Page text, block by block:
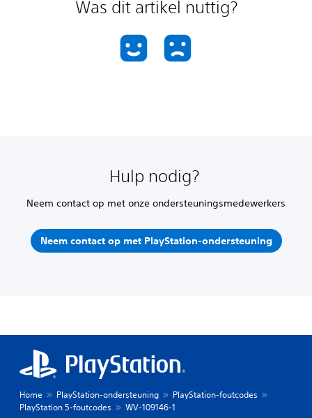
Was dit artikel nuttig?
Hulp nodig?
Neem contact op met onze ondersteuningsmedewerkers
Neem contact op met PlayStation-ondersteuning
Home PlayStation-ondersteuning
PlayStation-foutcodes
PlayStation 5-foutcodes
WV-109146-1